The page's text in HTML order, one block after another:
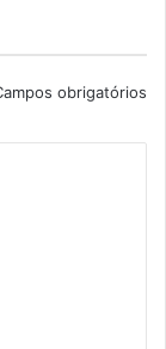
obrigatórios